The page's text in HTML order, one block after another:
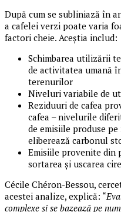
După cum se subliniază în
a cafelei verzi poate varia
factori cheie. Aceștia includ:
Schimbarea utilizării
de activitatea umană
terenurilor
Niveluri variabile de
Reziduuri de cafea
cafea – nivelurile
de emisiile produse pe
eliberează carbonul
Emisiile provenite din
sortarea și uscarea
Cécile Chéron-Bessou,
acestei analize, explică: “
complexe și se bazează pe